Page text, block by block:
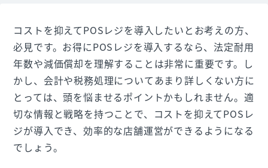
コストを抑えてPOSレジを導入したいとお考えの方、
必見です。お得にPOSレジを導入するなら、法定耐用
年数や減価償却を理解することは非常に重要です。し
かし、会計や税務処理についてあまり詳しくない方に
とっては、頭を悩ませるポイントかもしれません。適
切な情報と戦略を持つことで、コストを抑えてPOSレ
ジが導入でき、効率的な店舗運営ができるようになる
でしょう。